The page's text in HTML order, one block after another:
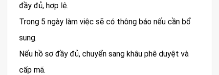
đầy đủ, hợp lệ.
Trong 5 ngày làm việc sẽ có thông báo nếu cần bổ
sung.
Nếu hồ sơ đầy đủ, chuyển sang khâu phê duyệt và
cấp mã.